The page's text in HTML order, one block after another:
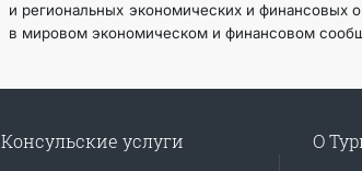
и региональных экономических и финансовых
в мировом экономическом и финансовом
Консульские услуги О